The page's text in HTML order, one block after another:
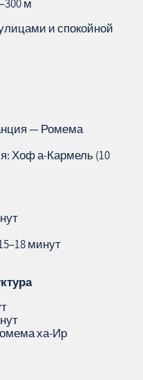
м
и спокойной
— Ромема
Хоф а‑Кармель (10
минут
ха‑Ир